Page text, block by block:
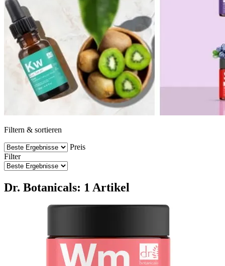
Filtern & sortieren
Preis
Filter
Dr. Botanicals: 1 Artikel